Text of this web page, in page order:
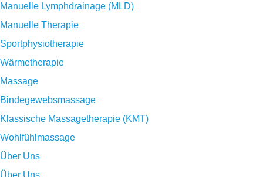
Manuelle Lymphdrainage (MLD)
Manuelle Therapie
Sportphysiotherapie
Wärmetherapie
Massage
Bindegewebsmassage
Klassische Massagetherapie (KMT)
Wohlfühlmassage
Über Uns
Über Uns